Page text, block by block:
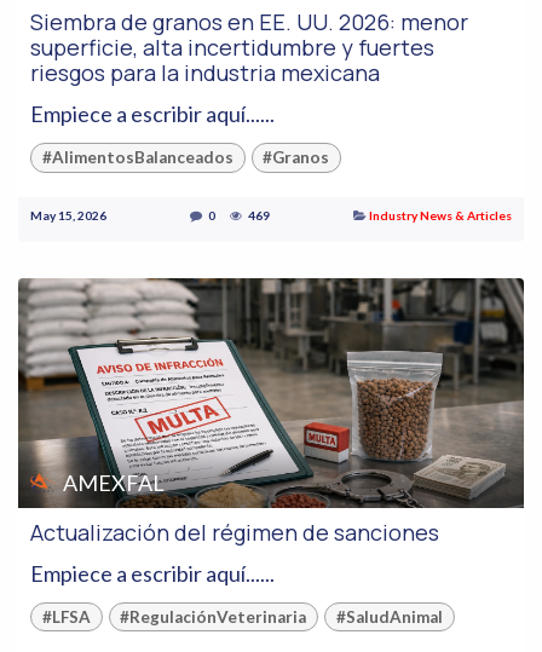
Siembra de granos en EE. UU. 2026: menor
superficie, alta incertidumbre y fuertes
riesgos para la industria mexicana
Empiece a escribir aquí......
#AlimentosBalanceados #Granos
May 15, 2026 0 469 Industry News & Articles
AMEXFAL
Actualización del régimen de sanciones
Empiece a escribir aquí......
#LFSA #RegulaciónVeterinaria #SaludAnimal